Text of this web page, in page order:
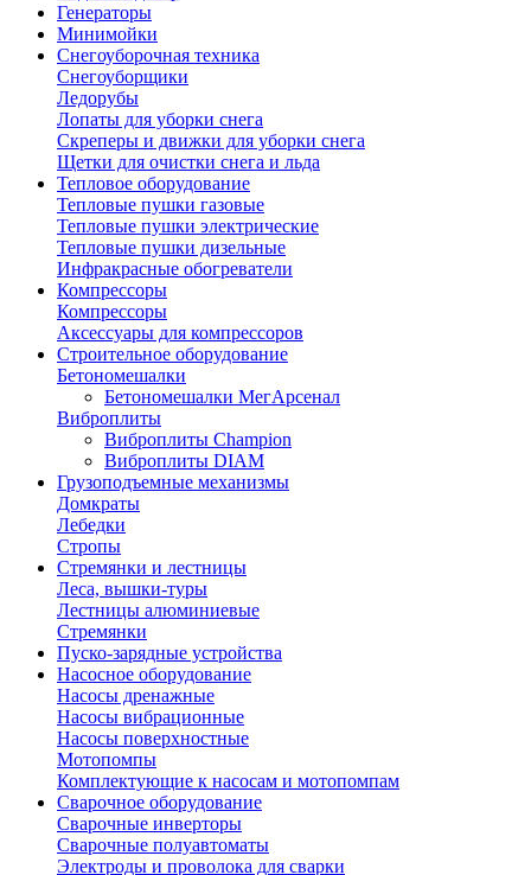
Генераторы
Минимойки
Снегоуборочная техника
Снегоуборщики
Ледорубы
Лопаты для уборки снега
Скреперы и движки для уборки снега
Щетки для очистки снега и льда
Тепловое оборудование
Тепловые пушки газовые
Тепловые пушки электрические
Тепловые пушки дизельные
Инфракрасные обогреватели
Компрессоры
Компрессоры
Аксессуары для компрессоров
Строительное оборудование
Бетономешалки
Бетономешалки МегАрсенал
Виброплиты
Виброплиты Champion
Виброплиты DIAM
Грузоподъемные механизмы
Домкраты
Лебедки
Стропы
Стремянки и лестницы
Леса, вышки-туры
Лестницы алюминиевые
Стремянки
Пуско-зарядные устройства
Насосное оборудование
Насосы дренажные
Насосы вибрационные
Насосы поверхностные
Мотопомпы
Комплектующие к насосам и мотопомпам
Сварочное оборудование
Сварочные инверторы
Сварочные полуавтоматы
Электроды и проволока для сварки